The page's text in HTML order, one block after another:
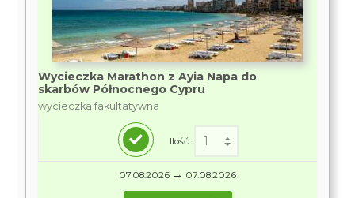
Wycieczka Marathon z Ayia Napa do
skarbów Północnego Cypru
wycieczka fakultatywna
Ilość:
07.08.2026 → 07.08.2026